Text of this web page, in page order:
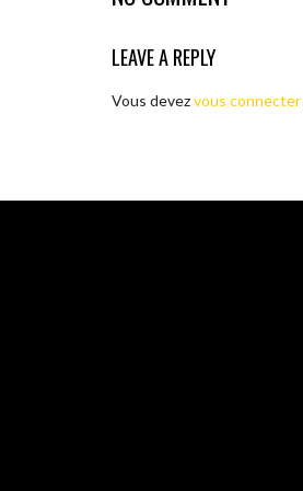
LEAVE A REPLY
Vous devezvous connecter